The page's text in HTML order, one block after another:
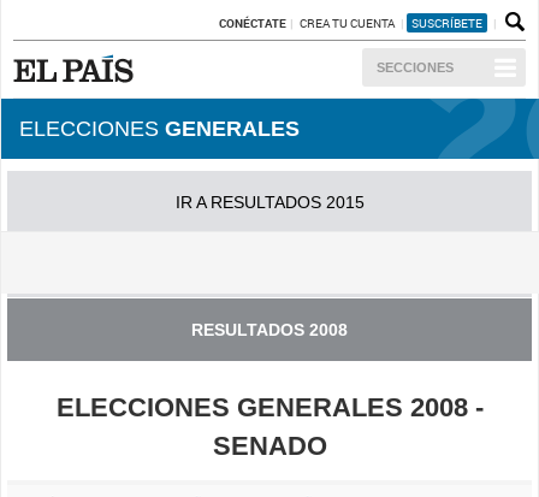
CONÉCTATE CREA TU CUENTA SUSCRÍBETE
SECCIONES
ELECCIONES GENERALES
IR A RESULTADOS 2015
RESULTADOS 2008
ELECCIONES GENERALES 2008 -
SENADO